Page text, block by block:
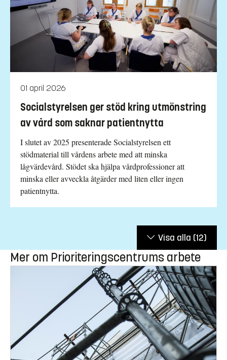
01 april 2026
Socialstyrelsen ger stöd kring utmönstring
av vård som saknar patientnytta
I slutet av 2025 presenterade Socialstyrelsen ett
stödmaterial till vårdens arbete med att minska
lågvärdevård. Stödet ska hjälpa vårdprofessioner att
minska eller avveckla åtgärder med liten eller ingen
patientnytta.
Visa alla (12)
Mer om Prioriteringscentrums arbete